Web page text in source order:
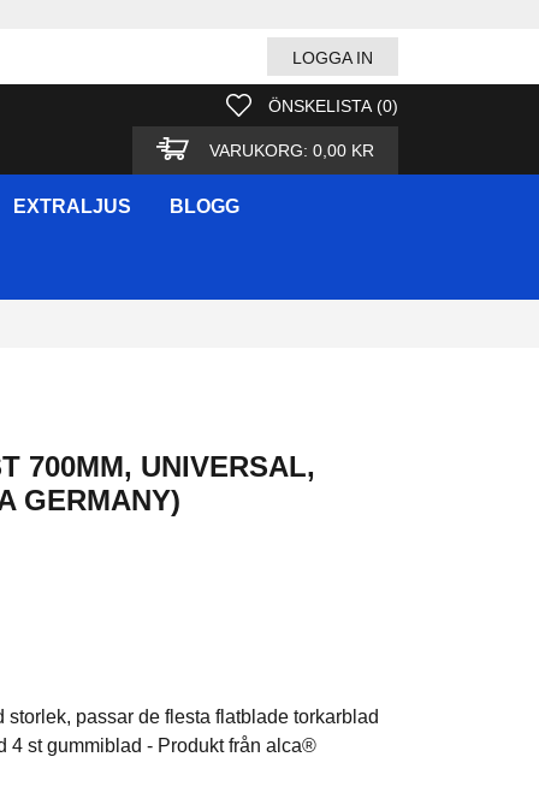
LOGGA IN
ÖNSKELISTA (0)
VARUKORG: 0,00 KR
EXTRALJUS BLOGG
700MM, UNIVERSAL,
GERMANY)
passar de flesta flatblade torkarblad
4 st gummiblad - Produkt från alca®